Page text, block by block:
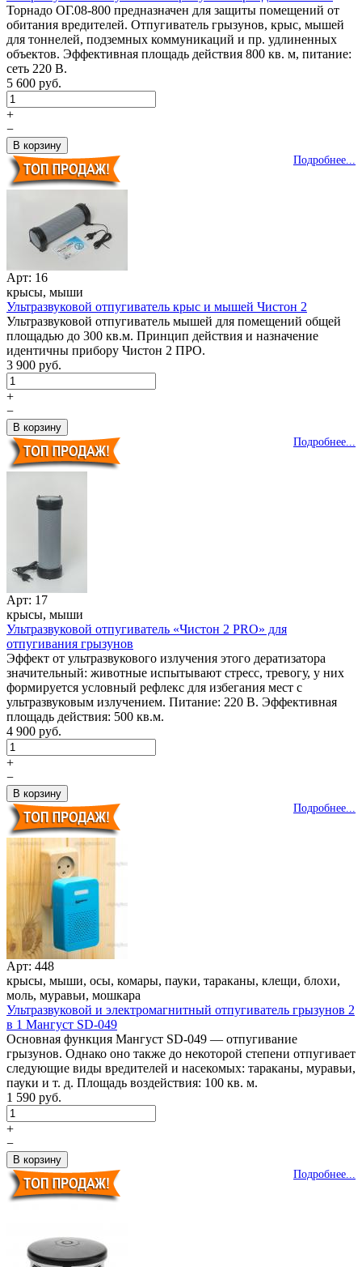
Торнадо ОГ.08-800 предназначен для защиты помещений от
обитания вредителей. Отпугиватель грызунов, крыс, мышей
для тоннелей, подземных коммуникаций и пр. удлиненных
объектов. Эффективная площадь действия 800 кв. м, питание:
сеть 220 В.
5 600 руб.
+
−
Подробнее...
Арт: 16
крысы, мыши
Ультразвуковой отпугиватель крыс и мышей Чистон 2
Ультразвуковой отпугиватель мышей для помещений общей
площадью до 300 кв.м. Принцип действия и назначение
идентичны прибору Чистон 2 ПРО.
3 900 руб.
+
−
Подробнее...
Арт: 17
крысы, мыши
Ультразвуковой отпугиватель «Чистон 2 PRO» для
отпугивания грызунов
Эффект от ультразвукового излучения этого дератизатора
значительный: животные испытывают стресс, тревогу, у них
формируется условный рефлекс для избегания мест с
ультразвуковым излучением. Питание: 220 В. Эффективная
площадь действия: 500 кв.м.
4 900 руб.
+
−
Подробнее...
Арт: 448
крысы, мыши, осы, комары, пауки, тараканы, клещи, блохи,
моль, муравьи, мошкара
Ультразвуковой и электромагнитный отпугиватель грызунов 2
в 1 Мангуст SD-049
Основная функция Мангуст SD-049 — отпугивание
грызунов. Однако оно также до некоторой степени отпугивает
следующие виды вредителей и насекомых: тараканы, муравьи,
пауки и т. д. Площадь воздействия: 100 кв. м.
1 590 руб.
+
−
Подробнее...